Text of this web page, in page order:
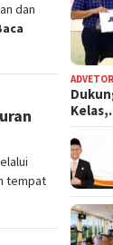
dan
tempat